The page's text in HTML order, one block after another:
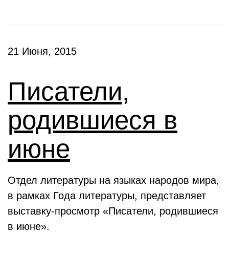
21 Июня, 2015
Писатели,
родившиеся в
июне
Отдел литературы на языках народов мира,
в рамках Года литературы, представляет
выставку-просмотр «Писатели, родившиеся
в июне».